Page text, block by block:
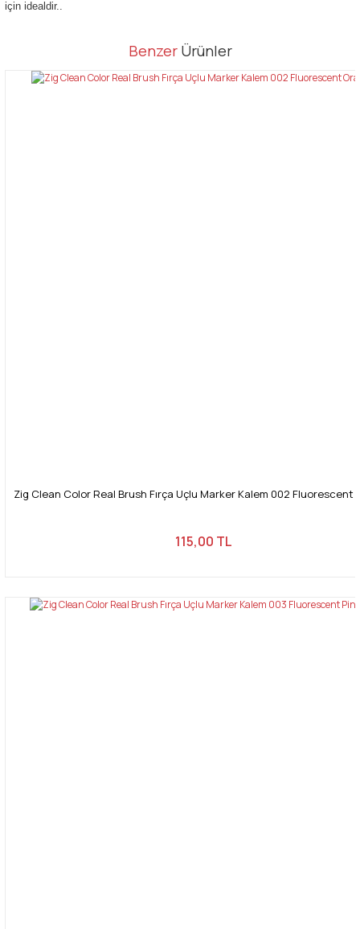
için idealdir..
Bu ürüne ilk yorumu siz yapın!
Bu ürünün fiyat bilgisi, resim, ürün açıklamalarında ve diğer
tarafımıza iletebilirsiniz.
Benzer Ürünler
Zig Clean Color Real Brush Fırça Uçlu Marker Kalem 002 Fluorescent
115,00 TL